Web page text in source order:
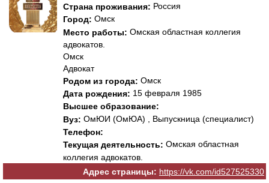
Страна проживания: Россия
Город: Омск
Место работы: Омская областная коллегия
адвокатов.
Омск
Адвокат
Родом из города: Омск
Дата рождения: 15 февраля 1985
Высшее образование:
Вуз: ОмЮИ (ОмЮА) , Выпускница (специалист)
Телефон:
Текущая деятельность: Омская областная
коллегия адвокатов.
Адрес страницы: https://vk.com/id527525330